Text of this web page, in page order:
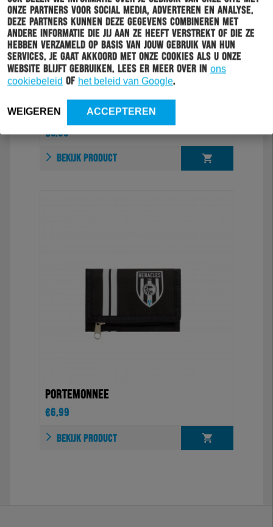
onze partners voor social media, adverteren en analyse.
Deze partners kunnen deze gegevens combineren met
andere informatie die jij aan ze heeft verstrekt of die ze
hebben verzameld op basis van jouw gebruik van hun
services. Je gaat akkoord met onze cookies als u onze
website blijft gebruiken. Lees er meer over in ons
cookiebeleid of het beleid van Google.
WEIGEREN ACCEPTEREN
BANIERTJE
€5.99
BEKIJK PRODUCT
PORTEMONNEE
€6.99
BEKIJK PRODUCT